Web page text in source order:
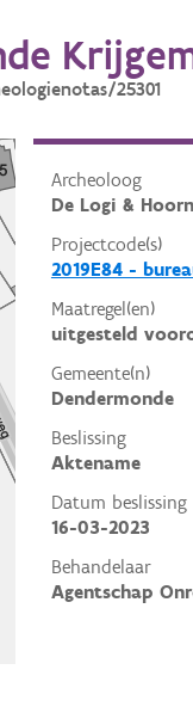
25301
Archeoloog
De Logi &
Projectcode(s)
2019E84 -
Maatregel(en)
uitgesteld
Gemeente(n)
Dendermonde
Beslissing
Aktename
Datum beslissing
16-03-2023
Behandelaar
Agentschap